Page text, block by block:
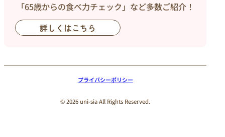
「65歳からの食べ力チェック」など多数ご紹介！
詳しくはこちら
プライバシーポリシー
© 2026 uni-sia All Rights Reserved.